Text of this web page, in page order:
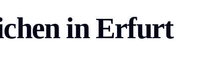
in Erfurt